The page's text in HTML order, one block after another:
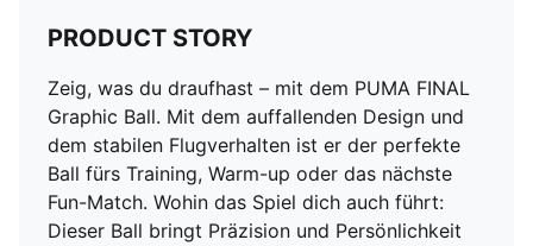
PRODUCT STORY
Zeig, was du draufhast – mit dem PUMA FINAL
Graphic Ball. Mit dem auffallenden Design und
dem stabilen Flugverhalten ist er der perfekte
Ball fürs Training, Warm-up oder das nächste
Fun-Match. Wohin das Spiel dich auch führt:
Dieser Ball bringt Präzision und Persönlichkeit